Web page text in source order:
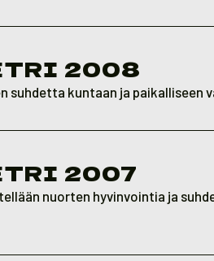
2008
suhdetta kuntaan ja paikalliseen
2007
nuorten hyvinvointia ja